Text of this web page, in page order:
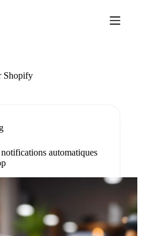
Shopify
automatiques